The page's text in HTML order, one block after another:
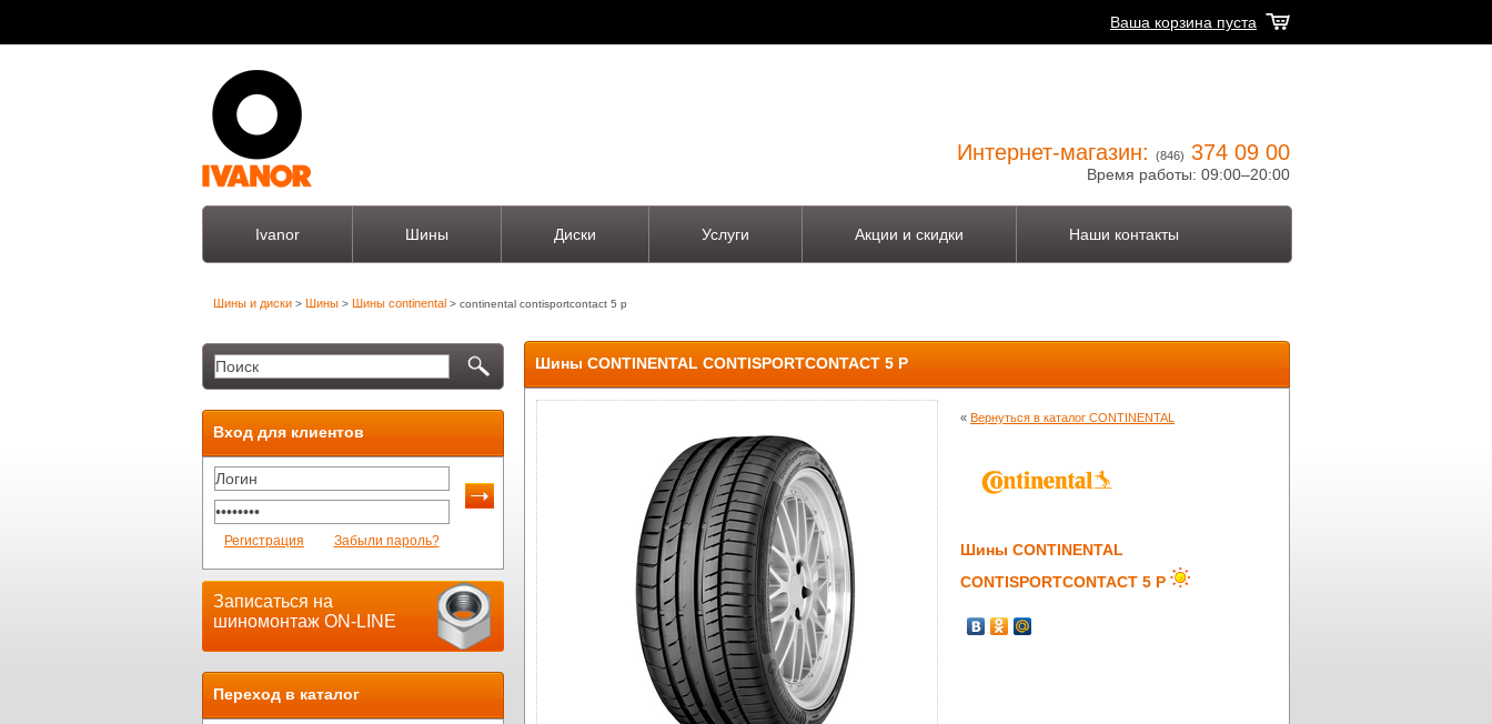
Ваша корзина пуста
Интернет-магазин: (846) 374 09 00
Время работы: 09:00–20:00
Ivanor Шины Диски Услуги Акции и скидки Наши контакты
Шины и диски > Шины > Шины continental > continental contisportcontact 5 p
Вход для клиентов
Регистрация Забыли пароль?
Записаться на
шиномонтаж ON-LINE
Переход в каталог
Шины CONTINENTAL CONTISPORTCONTACT 5 P
« Вернуться в каталог CONTINENTAL
Шины CONTINENTAL
CONTISPORTCONTACT 5 P